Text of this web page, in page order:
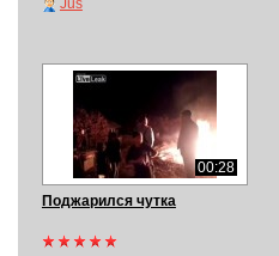
Jus
00:28
Поджарился чутка